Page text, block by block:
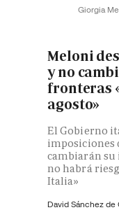
Giorgia
Meloni
y no
fronteras
agosto»
El Gobierno
imposiciones
cambiarán su
no habrá
Italia»
David Sánchez de